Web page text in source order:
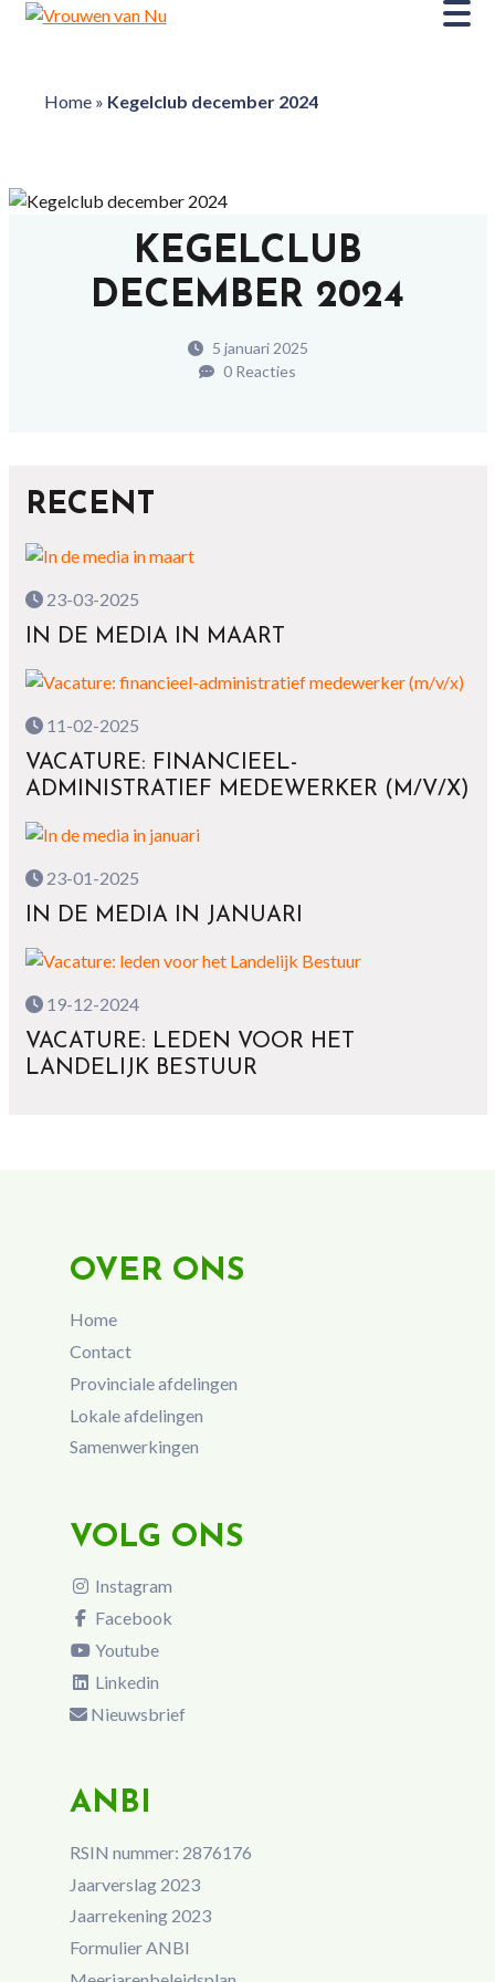
Home» Kegelclub december 2024
KEGELCLUB
DECEMBER 2024
5 januari 2025
0 Reacties
RECENT
23-03-2025
IN DE MEDIA IN MAART
11-02-2025
VACATURE: FINANCIEEL-
ADMINISTRATIEF MEDEWERKER (M/V/X)
23-01-2025
IN DE MEDIA IN JANUARI
19-12-2024
VACATURE: LEDEN VOOR HET
LANDELIJK BESTUUR
OVER ONS
Home
Contact
Provinciale afdelingen
Lokale afdelingen
Samenwerkingen
VOLG ONS
Instagram
Facebook
Youtube
Linkedin
Nieuwsbrief
ANBI
RSIN nummer: 2876176
Jaarverslag 2023
Jaarrekening 2023
Formulier ANBI